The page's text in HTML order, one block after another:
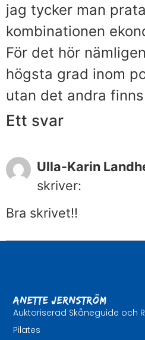
jag tycker man
kombinationen
För det hör
högsta grad inom
utan det andra
Ett svar
Ulla-Karin
skriver:
Bra skrivet!!
Anette Jernström
Auktoriserad Skåneguide och
Pilates